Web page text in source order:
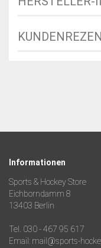
Informationen
Sports & Hockey Store
Eichborndamm 8
13403 Berlin
Tel. 030 - 467 95 617
Email: mail@sports-